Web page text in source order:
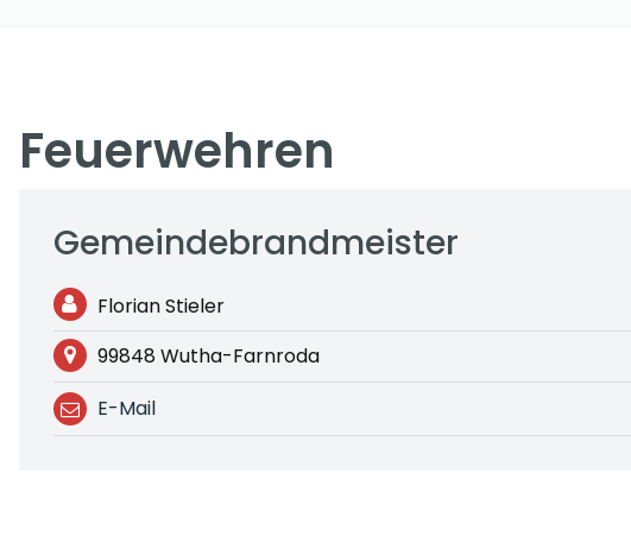
Feuerwehren
Gemeindebrandmeister
Florian Stieler
99848 Wutha-Farnroda
E-Mail